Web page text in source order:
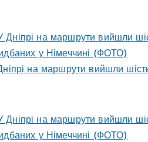
на маршрути вийшли